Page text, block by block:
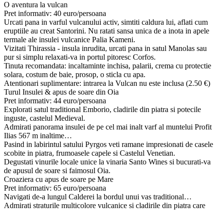
O aventura la vulcan
Pret informativ: 40 euro/persoana
Urcati pana in varful vulcanului activ, simtiti caldura lui, aflati cum
eruptiile au creat Santorini. Nu ratati sansa unica de a inota in apele
termale ale insulei vulcanice Palia Kameni.
Vizitati Thirassia - insula inrudita, urcati pana in satul Manolas sau
pur si simplu relaxati-va in portul pitoresc Corfos.
Tinuta recomandata: incaltaminte inchisa, palarii, crema cu protectie
solara, costum de baie, prosop, o sticla cu apa.
Atentionari suplimentare: intrarea la Vulcan nu este inclusa (2.50 €)
Turul Insulei & apus de soare din Oia
Pret informativ: 44 euro/persoana
Explorati satul traditional Emborio, cladirile din piatra si potecile
inguste, castelul Medieval.
Admirati panorama insulei de pe cel mai inalt varf al muntelui Profit
Ilias 567 m inaltime…
Pasind in labirintul satului Pyrgos veti ramane impresionati de casele
scobite in piatra, frumoasele capele si Castelul Venetian.
Degustati vinurile locale unice la vinaria Santo Wines si bucurati-va
de apusul de soare si faimosul Oia.
Croaziera cu apus de soare pe Mare
Pret informativ: 65 euro/persoana
Navigati de-a lungul Calderei la bordul unui vas traditional…
Admirati straturile multicolore vulcanice si cladirile din piatra care